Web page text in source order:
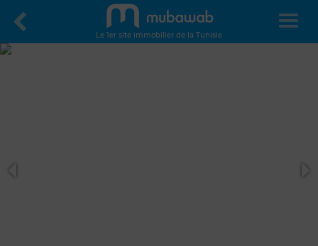
Le 1er site immobilier de la Tunisie